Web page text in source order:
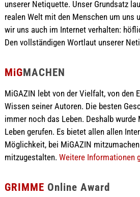
unserer Netiquette. Unser Grundsatz
realen Welt mit den Menschen um uns
wir uns auch im Internet verhalten:
Den vollständigen Wortlaut unserer
MiGMACHEN
MiGAZIN lebt von der Vielfalt, von den
Wissen seiner Autoren. Die besten
immer noch das Leben. Deshalb wurde
Leben gerufen. Es bietet allen allen
Möglichkeit, bei MiGAZIN
mitzugestalten. Weitere Informationen
GRIMME Online Award